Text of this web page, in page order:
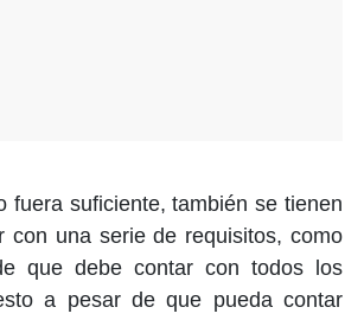
fuera suficiente, también se tienen
con una serie de requisitos, como
que debe contar con todos los
a pesar de que pueda contar